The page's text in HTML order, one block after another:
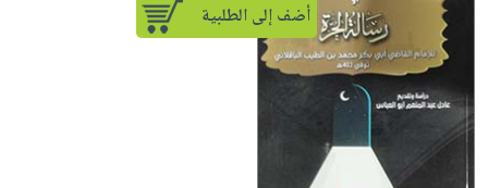
أضف إلى الطلبية